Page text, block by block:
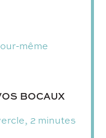
même
BOCAUX
2 minutes